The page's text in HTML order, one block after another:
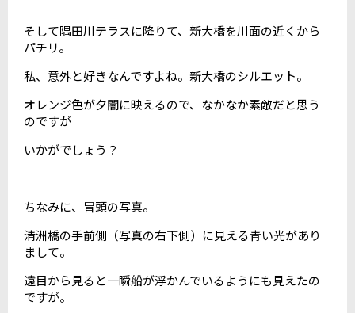
そして隅田川テラスに降りて、新大橋を川面の近くから
パチリ。
私、意外と好きなんですよね。新大橋のシルエット。
オレンジ色が夕闇に映えるので、なかなか素敵だと思う
のですが
いかがでしょう？
ちなみに、冒頭の写真。
清洲橋の手前側（写真の右下側）に見える青い光があり
まして。
遠目から見ると一瞬船が浮かんでいるようにも見えたの
ですが。